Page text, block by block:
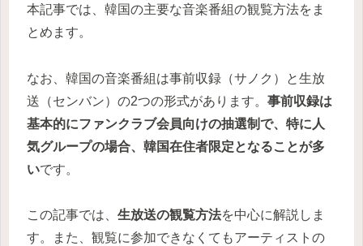
本記事では、韓国の主要な音楽番組の観覧方法をま
とめます。
なお、韓国の音楽番組は事前収録（サノク）と生放
送（センバン）の2つの形式があります。 事前収録は
基本的にファンクラブ会員向けの抽選制で、特に人
気グループの場合、韓国在住者限定となることが多
いです。
この記事では、 生放送の観覧方法を中心に解説しま
す。また、観覧に参加できなくてもアーティストの